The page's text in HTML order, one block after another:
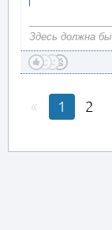
Здесь должна
1 2